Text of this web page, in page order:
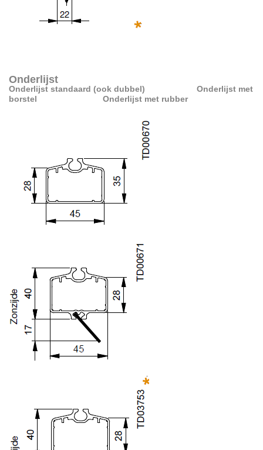
Onderlijst
Onderlijst standaard (ook dubbel)
Onderlijst met
borstel
Onderlijst met rubber